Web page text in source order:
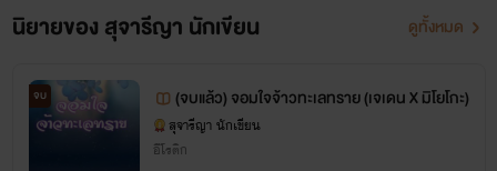
* นิยายเรื่องนี้ แต่งขึ้นจากจินตนาการของผู้แต่งเองทั้งสิ้น
รูปภาพประกอบอ้างอิงมาจากรูปภาพในอินเตอร์เน็ต Google ชื่อ
ตัวละครที่ปรากฎบนนิยายเรื่องนี้ ไม่มีอยู่จริง เป็นเพียง
ไรท์ขอขอบคุณที่สนันสนุนงานเขียนของ “
ใบให้เธอผู้เดียว งานเขียนแนวผิดศีลธรรมจะไม่มีในสารระบบนิยายของไรท์ ประเภทนิยายมีทั้งแบบ
นิยายปัจจุบันร่วมสมัย แนวย้อนอดีต และแนวจีนโบราณ(ภายใต้นามปากกา
สุจารีญา | หนิงเหอ(宁河)
นิยายของ สุจารีญา นักเขียน ดูทั้งหมด
จบ (จบแล้ว) จอมใจจ้าวทะเลทราย (เจเดน X มิโยโกะ)
สุจารีญา นักเขียน
อีโรติก